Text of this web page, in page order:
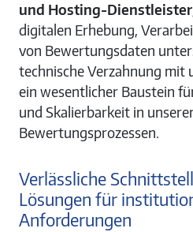
und Hosting-Dienstleister
digitalen Erhebung,
von Bewertungsdaten
technische Verzahnung mit
ein wesentlicher Baustein
und Skalierbarkeit in
Bewertungsprozessen.
Verlässliche
Lösungen für
Anforderungen